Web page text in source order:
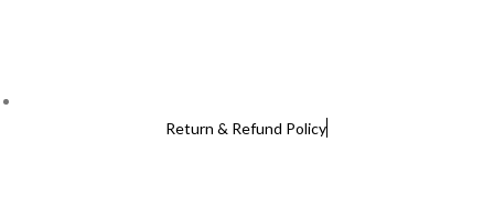
Return & Refund Policy